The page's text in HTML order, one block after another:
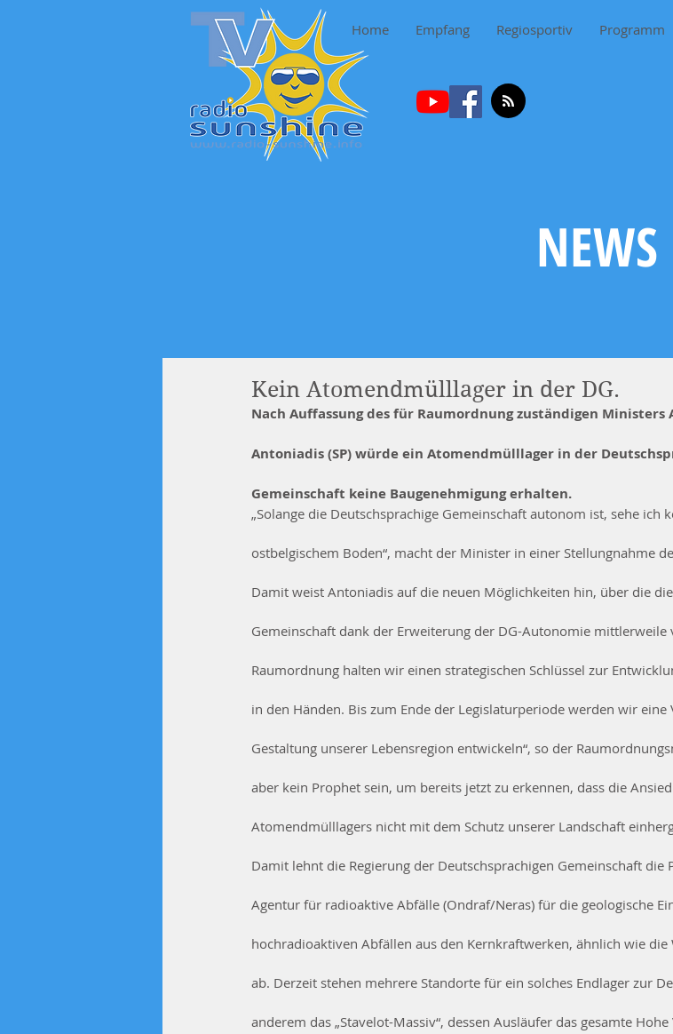
Home Empfang Regiosportiv Programm
NEWS
Kein Atomendmülllager in der DG.
Nach Auffassung des für Raumordnung zuständigen Ministers
Antoniadis (SP) würde ein Atomendmülllager in der
Gemeinschaft keine Baugenehmigung erhalten.
„Solange die Deutschsprachige Gemeinschaft autonom ist, sehe ich
ostbelgischem Boden“, macht der Minister in einer Stellungnahme
Damit weist Antoniadis auf die neuen Möglichkeiten hin, über die
Gemeinschaft dank der Erweiterung der DG-Autonomie mittlerweile
Raumordnung halten wir einen strategischen Schlüssel zur
in den Händen. Bis zum Ende der Legislaturperiode werden wir eine
Gestaltung unserer Lebensregion entwickeln“, so der
aber kein Prophet sein, um bereits jetzt zu erkennen, dass die
Atomendmülllagers nicht mit dem Schutz unserer Landschaft
Damit lehnt die Regierung der Deutschsprachigen Gemeinschaft die
Agentur für radioaktive Abfälle (Ondraf/Neras) für die geologische
hochradioaktiven Abfällen aus den Kernkraftwerken, ähnlich wie die
ab. Derzeit stehen mehrere Standorte für ein solches Endlager zur
anderem das „Stavelot-Massiv“, dessen Ausläufer das gesamte